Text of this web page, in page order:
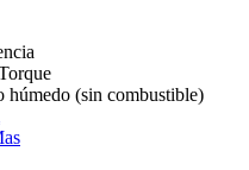
húmedo (sin combustible)